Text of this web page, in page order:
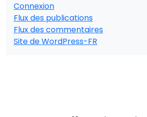
Connexion
Flux des publications
Flux des commentaires
Site de WordPress-FR